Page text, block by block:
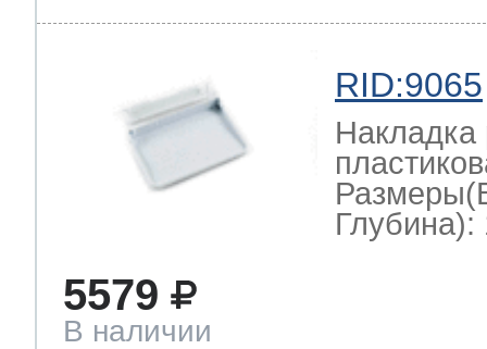
RID:9065
Накладка
Глубина):
5579
В наличии